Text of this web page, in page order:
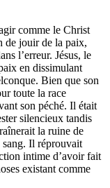
comme le Christ
de jouir de la paix,
l’erreur. Jésus, le
en dissimulant
Bien que son
toute la race
son péché. Il était
silencieux tandis
la ruine de
sang. Il réprouvait
intime d’avoir fait
existant comme